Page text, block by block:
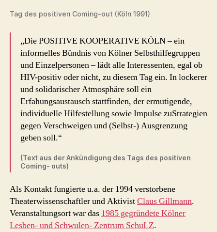
Tag des positiven Coming-out (Köln 1991)
„Die POSITIVE KOOPERATIVE KÖLN – ein
informelles Bündnis von Kölner Selbsthilfegruppen
und Einzelpersonen – lädt alle Interessenten, egal ob
HIV-positiv oder nicht, zu diesem Tag ein. In lockerer
und solidarischer Atmosphäre soll ein
Erfahungsaustausch stattfinden, der ermutigende,
individuelle Hilfestellung sowie Impulse zuStrategien
gegen Verschweigen und (Selbst-) Ausgrenzung
geben soll.“
(Text aus der Ankündigung des Tags des positiven
Coming- outs)
Als Kontakt fungierte u.a. der 1994 verstorbene
Theaterwissenschaftler und AktivistClaus Gillmann.
Veranstaltungsort war das 1985 gegründete Kölner
Lesben- und Schwulen- Zentrum SchuLZ.